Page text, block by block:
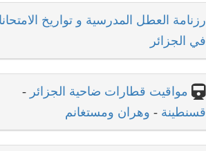
رزنامة العطل المدرسية و تواريخ
في الجزائر
مواقيت قطارات ضاحية الجزائر -
قسنطينة - وهران ومستغانم